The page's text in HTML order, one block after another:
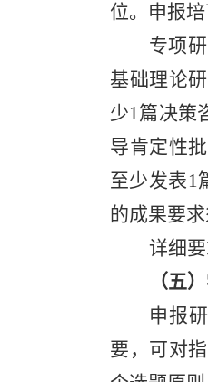
位。申报
专项
基础理论
少1篇决策
导肯定性
至少发表1
的成果要
详细
（五）
申报
要，可对